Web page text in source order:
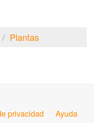
Plantas
privacidad
Ayuda